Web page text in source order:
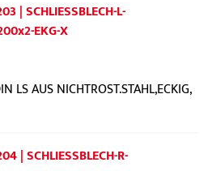
| SCHLIESSBLECH-L-
EKG-X
LS AUS NICHTROST.STAHL,ECKIG,
| SCHLIESSBLECH-R-